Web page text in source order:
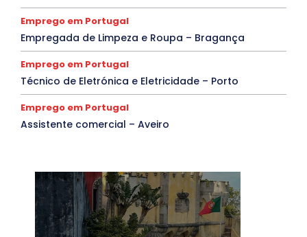
Emprego em Portugal
Empregada de Limpeza e Roupa – Bragança
Emprego em Portugal
Técnico de Eletrónica e Eletricidade – Porto
Emprego em Portugal
Assistente comercial – Aveiro